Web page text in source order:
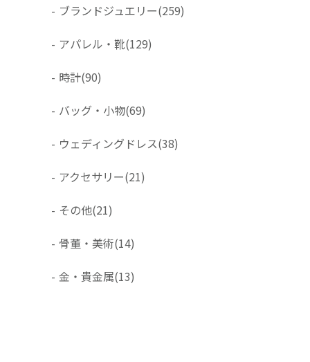
- ブランドジュエリー(259)
- アパレル・靴(129)
- 時計(90)
- バッグ・小物(69)
- ウェディングドレス(38)
- アクセサリー(21)
- その他(21)
- 骨董・美術(14)
- 金・貴金属(13)